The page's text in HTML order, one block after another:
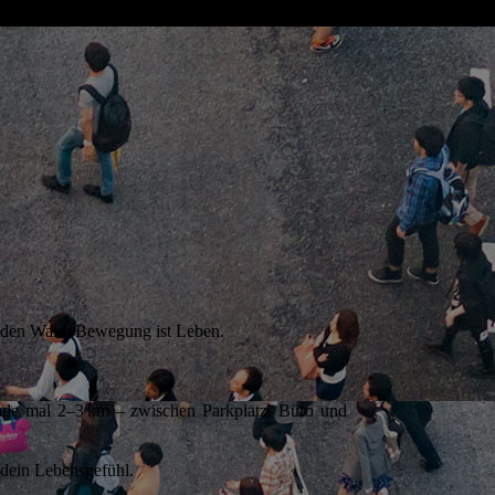
Wald: Bewegung ist Leben.
mal 2–3 km – zwischen Parkplatz, Büro und
Lebensgefühl.